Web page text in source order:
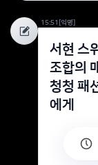
15:51[익명]
서현 스
조합의
청청 패
에게